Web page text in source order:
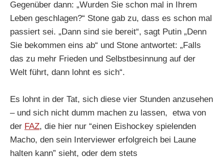
Gegenüber dann: „Wurden Sie schon mal in Ihrem
Leben geschlagen?“ Stone gab zu, dass es schon mal
passiert sei. „Dann sind sie bereit“, sagt Putin „Denn
Sie bekommen eins ab“ und Stone antwortet: „Falls
das zu mehr Frieden und Selbstbesinnung auf der
Welt führt, dann lohnt es sich“.
Es lohnt in der Tat, sich diese vier Stunden anzusehen
– und sich nicht dumm machen zu lassen, etwa von
der FAZ, die hier nur “einen Eishockey spielenden
Macho, den sein Interviewer erfolgreich bei Laune
halten kann” sieht, oder dem stets